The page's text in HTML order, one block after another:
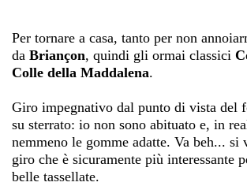
Per tornare a casa, tanto per non
da Briançon, quindi gli ormai classici
Colle della Maddalena.
Giro impegnativo dal punto di vista del
su sterrato: io non sono abituato e, in
nemmeno le gomme adatte. Va beh... si
giro che è sicuramente più interessante
belle tassellate.